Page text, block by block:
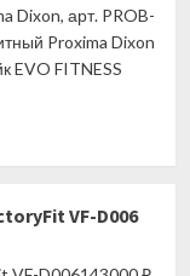
Dixon, арт. PROB-
Proxima Dixon
EVO FITNESS
VF-D006